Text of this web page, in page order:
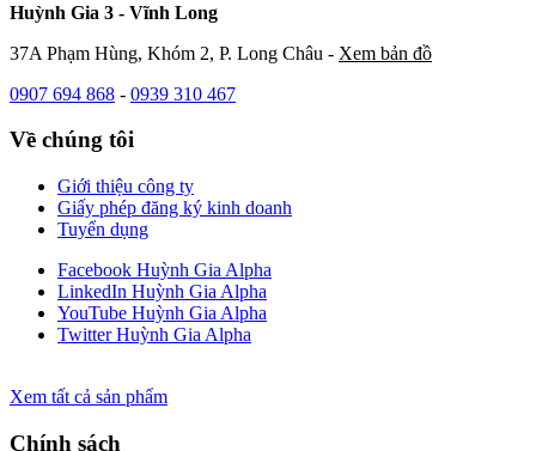
Huỳnh Gia 3 - Vĩnh Long
37A Phạm Hùng, Khóm 2, P. Long Châu - Xem bản đồ
0907 694 868 - 0939 310 467
Về chúng tôi
Giới thiệu công ty
Giấy phép đăng ký kinh doanh
Tuyển dụng
Facebook Huỳnh Gia Alpha
LinkedIn Huỳnh Gia Alpha
YouTube Huỳnh Gia Alpha
Twitter Huỳnh Gia Alpha
Xem tất cả sản phẩm
Chính sách